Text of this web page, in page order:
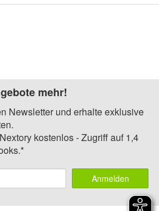
mehr!
Newsletter und erhalte exklusive
kostenlos - Zugriff auf 1,4
Anmelden